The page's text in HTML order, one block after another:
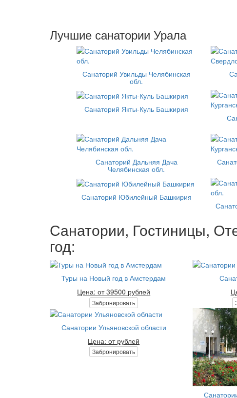
Лучшие санатории Урала
Санаторий Увильды Челябинская
обл.
Санаторий Якты-Куль Башкирия
Санаторий Дальняя Дача
Челябинская обл.
Санаторий Юбилейный Башкирия
Санатории, Гостиницы,
год:
Туры на Новый год в Амстердам
Цена: от 39500 рублей
Забронировать
Санатории Ульяновской области
Цена: от рублей
Забронировать